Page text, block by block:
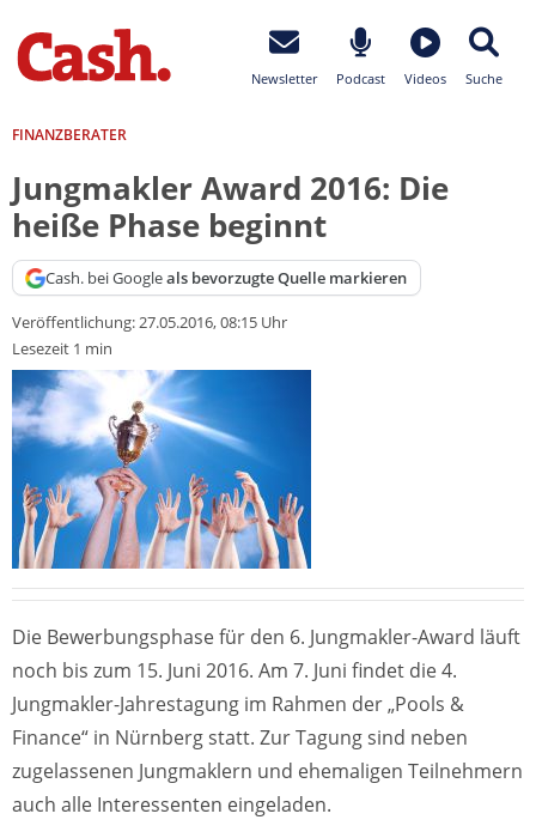
Newsletter Podcast Videos Suche
FINANZBERATER
Jungmakler Award 2016: Die
heiße Phase beginnt
Cash. bei Googleals bevorzugte Quelle markieren
Veröffentlichung:27.05.2016, 08:15 Uhr
Lesezeit 1 min
Die Bewerbungsphase für den 6. Jungmakler-Award läuft
noch bis zum 15. Juni 2016. Am 7. Juni findet die 4.
Jungmakler-Jahrestagung im Rahmen der „Pools &
Finance“ in Nürnberg statt. Zur Tagung sind neben
zugelassenen Jungmaklern und ehemaligen Teilnehmern
auch alle Interessenten eingeladen.